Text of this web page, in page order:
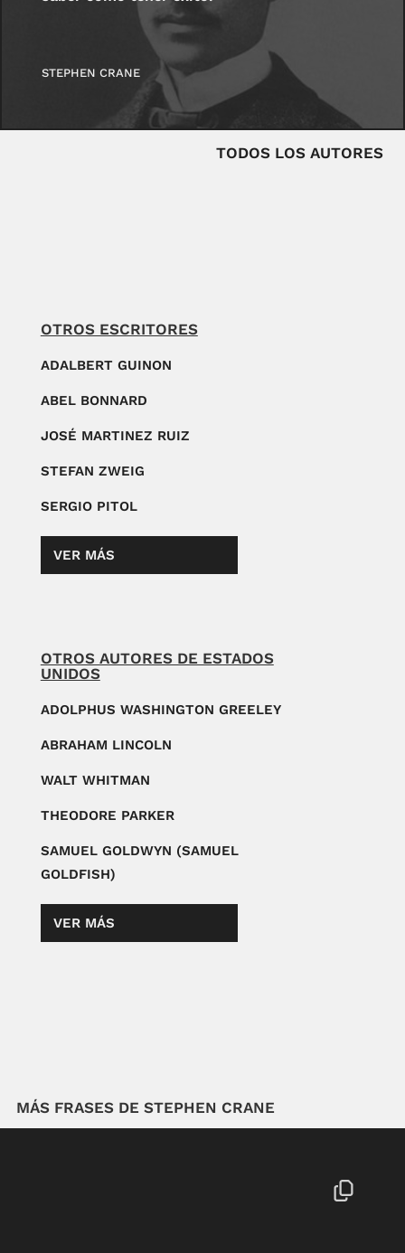
STEPHEN CRANE
TODOS LOS AUTORES
OTROS ESCRITORES
ADALBERT GUINON
ABEL BONNARD
JOSÉ MARTINEZ RUIZ
STEFAN ZWEIG
SERGIO PITOL
VER MÁS
OTROS AUTORES DE ESTADOS
UNIDOS
ADOLPHUS WASHINGTON GREELEY
ABRAHAM LINCOLN
WALT WHITMAN
THEODORE PARKER
SAMUEL GOLDWYN (SAMUEL
GOLDFISH)
VER MÁS
MÁS FRASES DE STEPHEN CRANE